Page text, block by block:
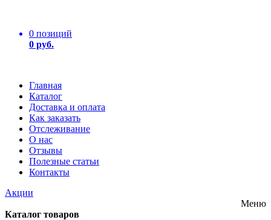
0 позиций
0 руб.
Главная
Каталог
Доставка и оплата
Как заказать
Отслеживание
О нас
Отзывы
Полезные статьи
Контакты
Акции
Меню
Каталог товаров